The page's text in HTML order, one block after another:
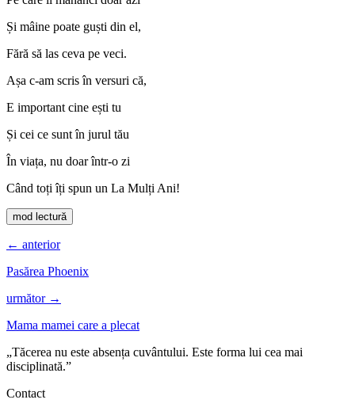
Și mâine poate guști din el,
Fără să las ceva pe veci.
Așa c-am scris în versuri că,
E important cine ești tu
Și cei ce sunt în jurul tău
În viața, nu doar într-o zi
Când toți îți spun un La Mulți Ani!
mod lectură
← anterior
Pasărea Phoenix
următor →
Mama mamei care a plecat
„Tăcerea nu este absența cuvântului. Este forma lui cea mai
disciplinată.”
Contact